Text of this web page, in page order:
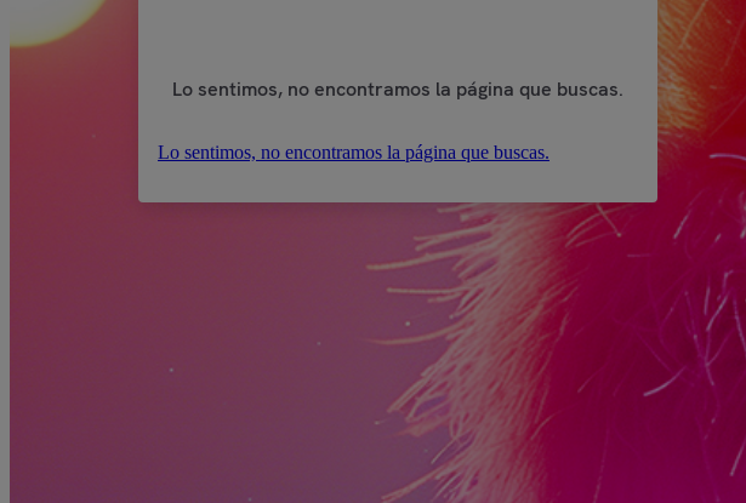
Lo sentimos, no encontramos la página que buscas.
Lo sentimos, no encontramos la página que buscas.